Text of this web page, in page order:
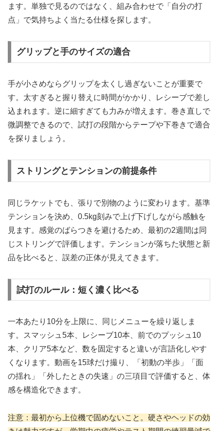
ます。単独で見るのではなく、組み合わせで「自分の打
点」で気持ちよく当たる仕様を探します。
グリップと手のサイズの適合
手が小さめならグリップを太くし過ぎないことが重要で
す。太すぎると握り替えに時間がかかり、レシーブで差し
込まれます。逆に細すぎても力みが増えます。巻き直しで
微調整できるので、試打の段階からテープや下巻きで適合
を探りましょう。
ストリングとテンションの前提条件
同じラケットでも、張りで別物のように変わります。基準
テンションを決め、0.5kg刻みで上げ下げしながら感触を
見ます。感覚のばらつきを避けるため、最初の2週間は同
じストリングで評価します。テンションが落ちた状態と新
品を比べると、誤差の正体が見えてきます。
試打のルール：短く濃く比べる
一本あたり10分を上限に、同じメニューを繰り返しま
す。スマッシュ5本、レシーブ10本、前でのプッシュ10
本、クリア5本など、数を固定すると違いが言語化しやす
くなります。動画を15球だけ撮り、「初動の半歩」「面
の揺れ」「外したときの失速」の三項目で評価すると、体
感を構造化できます。
注意：最初から上位機で固めないこと。硬さやヘッドの効